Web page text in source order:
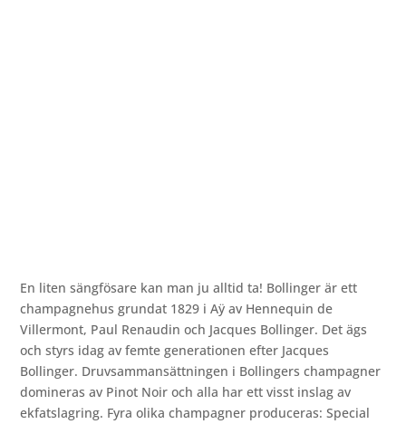
En liten sängfösare kan man ju alltid ta! Bollinger är ett
champagnehus grundat 1829 i Aÿ av Hennequin de
Villermont, Paul Renaudin och Jacques Bollinger. Det ägs
och styrs idag av femte generationen efter Jacques
Bollinger. Druvsammansättningen i Bollingers champagner
domineras av Pinot Noir och alla har ett visst inslag av
ekfatslagring. Fyra olika champagner produceras: Special